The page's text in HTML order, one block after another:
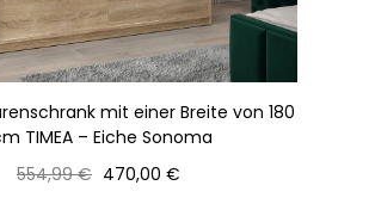
mit einer Breite von 180
TIMEA – Eiche Sonoma
Normaler
554,99 € Preis
470,00 €